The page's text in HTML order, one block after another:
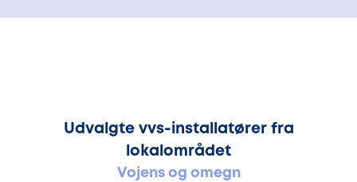
Udvalgte vvs-installatører fra
lokalområdet
Vojens og omegn